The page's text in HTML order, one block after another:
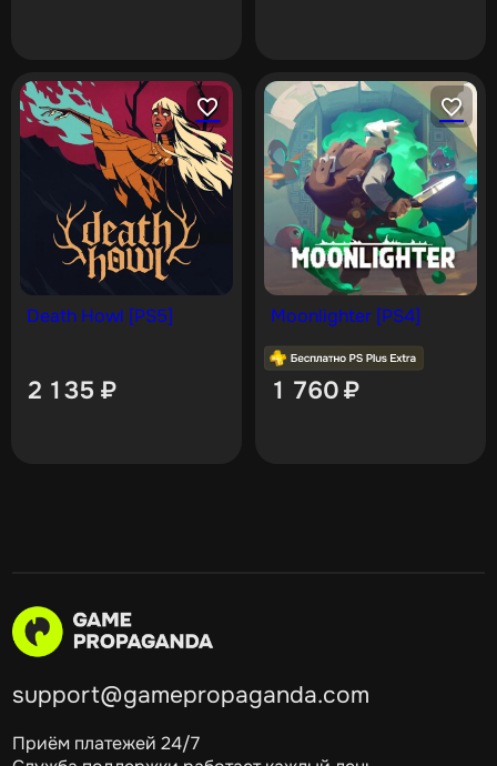
Death Howl [PS5]
2 135 ₽
Moonlighter [PS4]
1 760₽
support@gamepropaganda.com
Приём платежей 24/7